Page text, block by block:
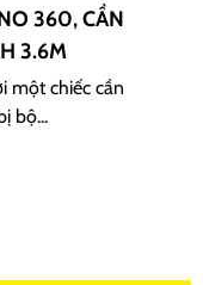
360, CẦN
3.6M
một chiếc cần
bộ...